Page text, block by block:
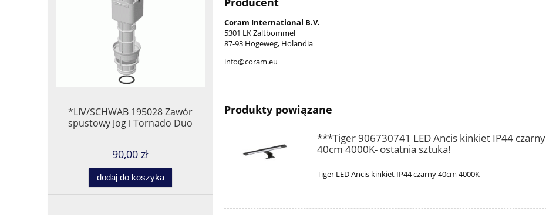
*LIV/SCHWAB 195028 Zawór
spustowy Jog i Tornado Duo
90,00 zł
dodaj do koszyka
Coram International B.V.
5301 LK Zaltbommel
87-93 Hogeweg, Holandia
info@coram.eu
Produkty powiązane
***Tiger 906730741 LED Ancis kinkiet IP44 czarny
40cm 4000K- ostatnia sztuka!
Tiger LED Ancis kinkiet IP44 czarny 40cm 4000K